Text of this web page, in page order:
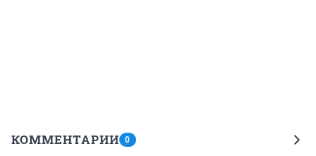
КОММЕНТАРИИ 0